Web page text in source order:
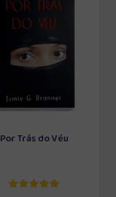
Por Trás do Véu